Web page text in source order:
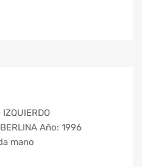
IZQUIERDO
Año: 1996
mano